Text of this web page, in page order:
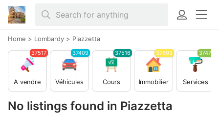
Home > Lombardy > Piazzetta
No listings found in Piazzetta
A vendre
37517
Véhicules
37409
Cours
37516
Immobilier
37603
Services
37479